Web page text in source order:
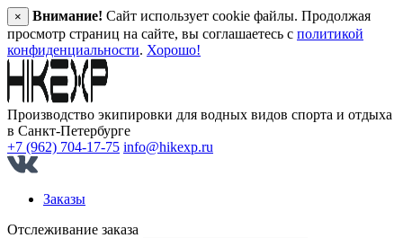
× Внимание! Сайт использует cookie файлы. Продолжая
просмотр страниц на сайте, вы соглашаетесь с политикой
конфиденциальности. Хорошо!
Производство экипировки для водных видов спорта и отдыха
в Санкт‑Петербурге
+7 (962) 704-17-75 info@hikexp.ru
Заказы
Отслеживание заказа